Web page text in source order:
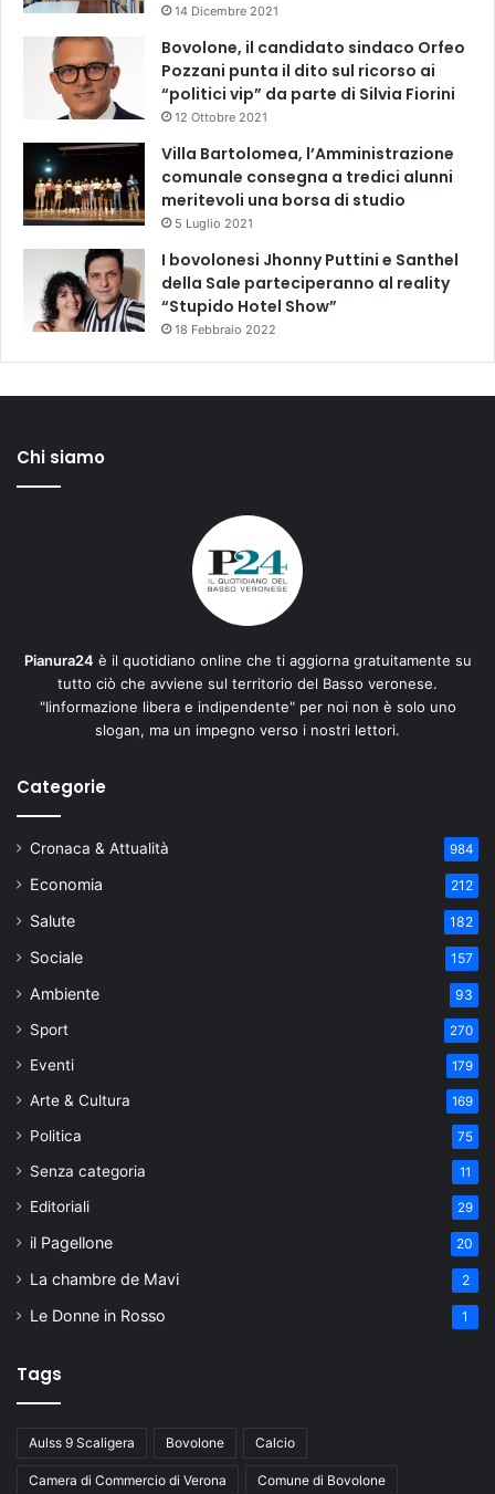
14 Dicembre 2021
Bovolone, il candidato sindaco Orfeo
Pozzani punta il dito sul ricorso ai
“politici vip” da parte di Silvia Fiorini
12 Ottobre 2021
Villa Bartolomea, l’Amministrazione
comunale consegna a tredici alunni
meritevoli una borsa di studio
5 Luglio 2021
I bovolonesi Jhonny Puttini e Santhel
della Sale parteciperanno al reality
“Stupido Hotel Show”
18 Febbraio 2022
Chi siamo
Pianura24 è il quotidiano online che ti aggiorna gratuitamente su
tutto ciò che avviene sul territorio del Basso veronese.
"Iinformazione libera e indipendente" per noi non è solo uno
slogan, ma un impegno verso i nostri lettori.
Categorie
Cronaca & Attualità 984
Economia 212
Salute 182
Sociale 157
Ambiente 93
Sport 270
Eventi 179
Arte & Cultura 169
Politica 75
Senza categoria 11
Editoriali 29
il Pagellone 20
La chambre de Mavi 2
Le Donne in Rosso 1
Tags
Aulss 9 Scaligera Bovolone Calcio
Camera di Commercio di Verona Comune di Bovolone